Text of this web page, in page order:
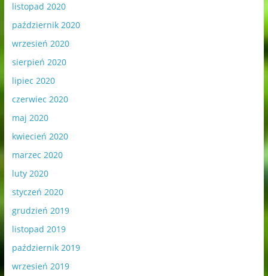
listopad 2020
październik 2020
wrzesień 2020
sierpień 2020
lipiec 2020
czerwiec 2020
maj 2020
kwiecień 2020
marzec 2020
luty 2020
styczeń 2020
grudzień 2019
listopad 2019
październik 2019
wrzesień 2019